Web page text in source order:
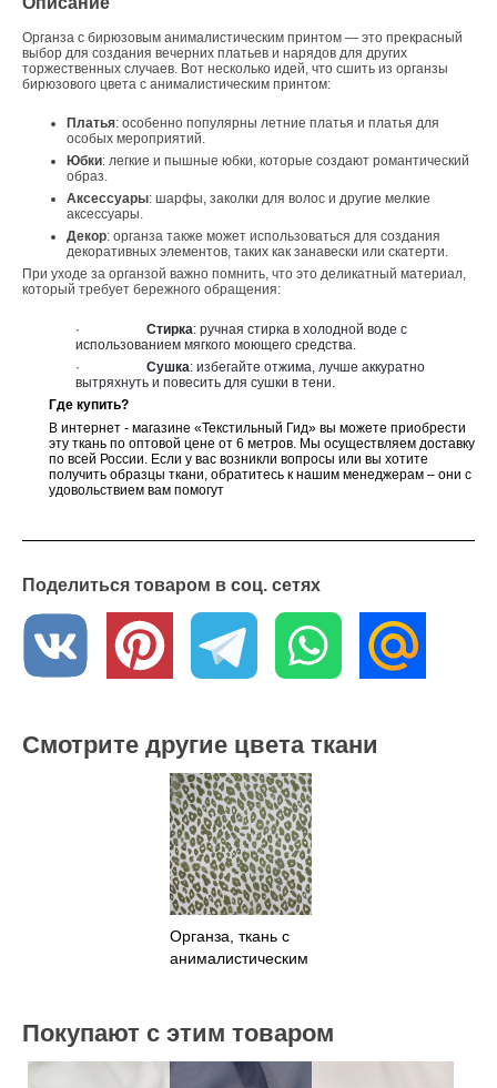
Органза с бирюзовым анималистическим принтом — это прекрасный
выбор для создания вечерних платьев и нарядов для других
торжественных случаев. Вот несколько идей, что сшить из органзы
бирюзового цвета с анималистическим принтом:
Платья: особенно популярны летние платья и платья для
особых мероприятий.
Юбки: легкие и пышные юбки, которые создают романтический
образ.
Аксессуары: шарфы, заколки для волос и другие мелкие
аксессуары.
Декор: органза также может использоваться для создания
декоративных элементов, таких как занавески или скатерти.
При уходе за органзой важно помнить, что это деликатный материал,
который требует бережного обращения:
· Стирка: ручная стирка в холодной воде с
использованием мягкого моющего средства.
·
Сушка: избегайте отжима, лучше аккуратно
вытряхнуть и повесить для сушки в тени.
Где купить?
В интернет - магазине «Текстильный Гид» вы можете приобрести
эту ткань по оптовой цене от 6 метров. Мы осуществляем доставку
по всей России. Если у вас возникли вопросы или вы хотите
получить образцы ткани, обратитесь к нашим менеджерам – они с
удовольствием вам помогут
Поделиться товаром в соц. сетях
Смотрите другие цвета ткани
Органза, ткань с
анималистическим
Покупают с этим товаром